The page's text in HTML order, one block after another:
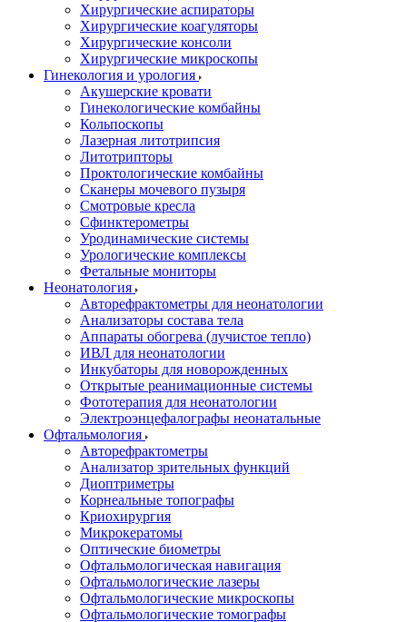
Хирургические аспираторы
Хирургические коагуляторы
Хирургические консоли
Хирургические микроскопы
Гинекология и урология
Акушерские кровати
Гинекологические комбайны
Кольпоскопы
Лазерная литотрипсия
Литотрипторы
Проктологические комбайны
Сканеры мочевого пузыря
Смотровые кресла
Сфинктерометры
Уродинамические системы
Урологические комплексы
Фетальные мониторы
Неонатология
Авторефрактометры для неонатологии
Анализаторы состава тела
Аппараты обогрева (лучистое тепло)
ИВЛ для неонатологии
Инкубаторы для новорожденных
Открытые реанимационные системы
Фототерапия для неонатологии
Электроэнцефалографы неонатальные
Офтальмология
Авторефрактометры
Анализатор зрительных функций
Диоптриметры
Корнеальные топографы
Криохирургия
Микрокератомы
Оптические биометры
Офтальмологическая навигация
Офтальмологические лазеры
Офтальмологические микроскопы
Офтальмологические томографы